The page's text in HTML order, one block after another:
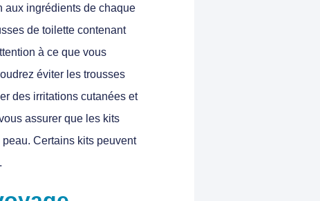
aux ingrédients de chaque
de toilette contenant
à ce que vous
éviter les trousses
des irritations cutanées et
assurer que les kits
Certains kits peuvent